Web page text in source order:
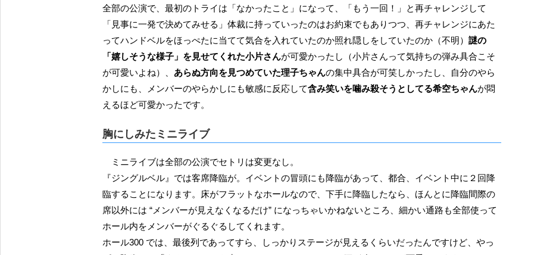
全部の公演で、最初のトライは「なかったこと」になって、「もう一回！」と再チャレンジして
「見事に一発で決めてみせる」体裁に持っていったのはお約束でもありつつ、再チャレンジにあた
ってハンドベルをほっぺたに当てて気合を入れていたのか照れ隠しをしていたのか（不明） 謎の
「嬉しそうな様子」を見せてくれた小片さんが可愛かったし（小片さんって気持ちの弾み具合こそ
が可愛いよね）、 あらぬ方向を見つめていた理子ちゃんの集中具合が可笑しかったし、自分のやら
かしにも、メンバーのやらかしにも敏感に反応して含み笑いを噛み殺そうとしてる希空ちゃんが悶
えるほど可愛かったです。
胸にしみたミニライブ
ミニライブは全部の公演でセトリは変更なし。
『ジングルベル』では客席降臨が。イベントの冒頭にも降臨があって、都合、イベント中に２回降
臨することになります。床がフラットなホールなので、下手に降臨したなら、ほんとに降臨間際の
席以外には “メンバーが見えなくなるだけ” になっちゃいかねないところ、細かい通路も全部使って
ホール内をメンバーがぐるぐるしてくれます。
ホール300 では、最後列であってすら、しっかりステージが見えるくらいだったんですけど、やっ